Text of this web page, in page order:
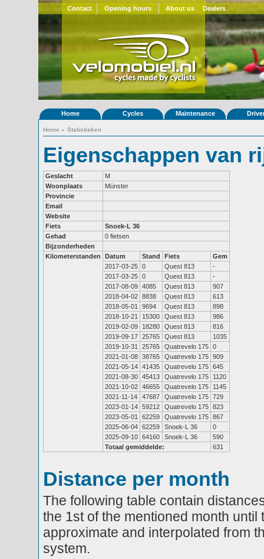
Contact Opening hours About us Dealers
Home Cycles Maintenance
Home » Statistieken
Eigenschappen van
Geslacht
M
Woonplaats
Münster
Provincie
Email
Website
Fiets
Snoek-L 36
Gehad
0 fietsen
Bijzonderheden
Kilometerstanden
Datum Stand Fiets
Gem
2017-03-25 0 Quest 813
-
2017-03-25 0 Quest 813
-
2017-08-09 4085 Quest 813
907
2018-04-02 8838 Quest 813
613
2018-05-01
9694 Quest 813
898
2018-10-21
15300 Quest 813
986
2019-02-09
18280 Quest 813
816
2019-09-17 25765 Quest 813
1035
2019-10-31
25765 Quatrevelo 175 0
2021-01-08 38765 Quatrevelo 175 909
2021-05-14 41435 Quatrevelo 175 645
2021-08-30 45413 Quatrevelo 175
1120
2021-10-02 46655 Quatrevelo 175
1145
2021-11-14
47687 Quatrevelo 175 729
2023-01-14 59212 Quatrevelo 175 823
2023-05-01
62259 Quatrevelo 175 867
2025-06-04 62259 Snoek-L 36
0
2025-09-10 64160 Snoek-L 36
590
Totaal gemiddelde:
631
Distance per month
The following table contain
the 1st of the mentioned month
approximate and interpolated from
system.